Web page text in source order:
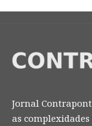
Jornal
as